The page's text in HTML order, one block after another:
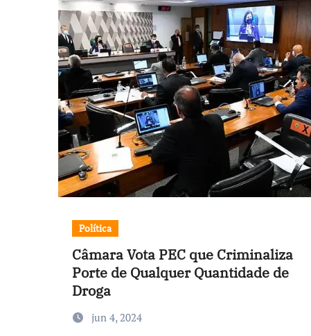
Política
Câmara Vota PEC que Criminaliza
Porte de Qualquer Quantidade de
Droga
jun 4, 2024